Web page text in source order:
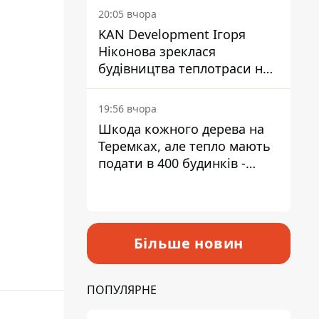
інвалідністю
20:05 вчора
KAN Development Ігоря
Ніконова зреклася
будівництва теплотраси на
Теремках
19:56 вчора
Шкода кожного дерева на
Теремках, але тепло мають
подати в 400 будинків -
Більше новин
ПОПУЛЯРНЕ